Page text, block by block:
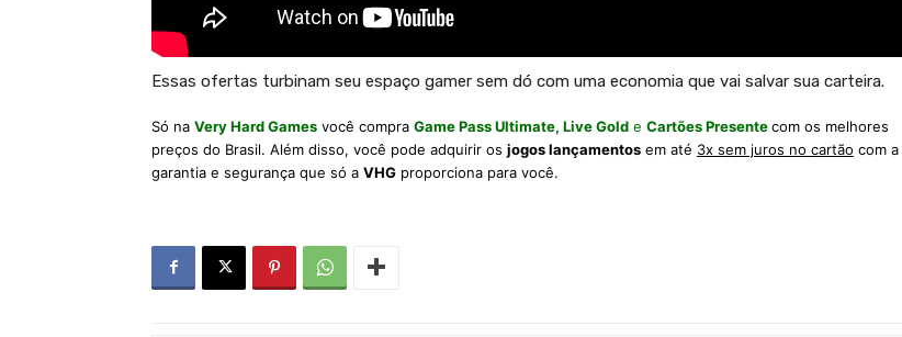
Essas ofertas turbinam seu espaço gamer sem dó com uma economia que vai salvar sua carteira.
Só na Very Hard Games você compra Game Pass Ultimate, Live Gold e Cartões Presentecom os melhores
preços do Brasil. Além disso, você pode adquirir os jogos lançamentos em até 3x sem juros no cartão com a
garantia e segurança que só a VHG proporciona para você.